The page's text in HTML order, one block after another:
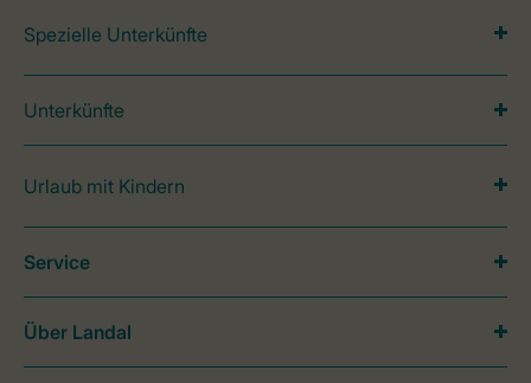
Spezielle Unterkünfte
Unterkünfte
Urlaub mit Kindern
Service
Über Landal